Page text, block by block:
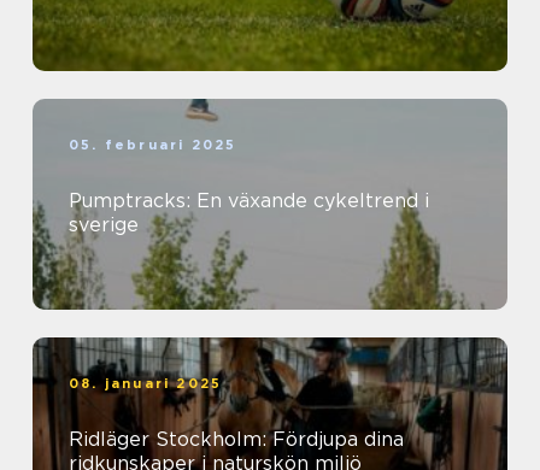
05. februari 2025
Pumptracks: En växande cykeltrend i
sverige
08. januari 2025
Ridläger Stockholm: Fördjupa dina
ridkunskaper i naturskön miljö